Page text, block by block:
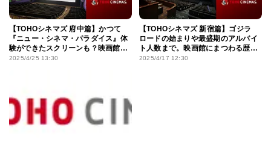
【TOHOシネマズ 府中篇】かつて
『ニュー・シネマ・パラダイス』体
験ができたスクリーンも？映画館に
まつわる歴史＆トリビアを大特集！
2025/4/25 13:30
【TOHOシネマズ 新宿篇】ゴジラ
ロードの始まりや最盛期のアルバイ
ト人数まで。映画館にまつわる歴史
＆トリビアを大特集！
2025/4/17 12:30